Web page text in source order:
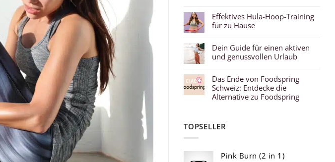
Effektives Hula-Hoop-Training
für zu Hause
Dein Guide für einen aktiven
und genussvollen Urlaub
Das Ende von Foodspring
Schweiz: Entdecke die
Alternative zu Foodspring
TOPSELLER
Pink Burn (2 in 1)